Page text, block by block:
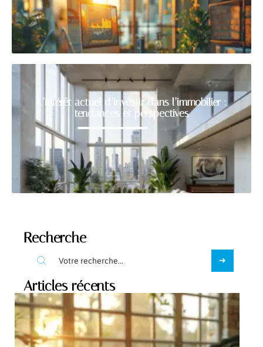
L’intérêt actuel d’investir dans l’immobilier :
tendances et perspectives
Recherche
Articles récents